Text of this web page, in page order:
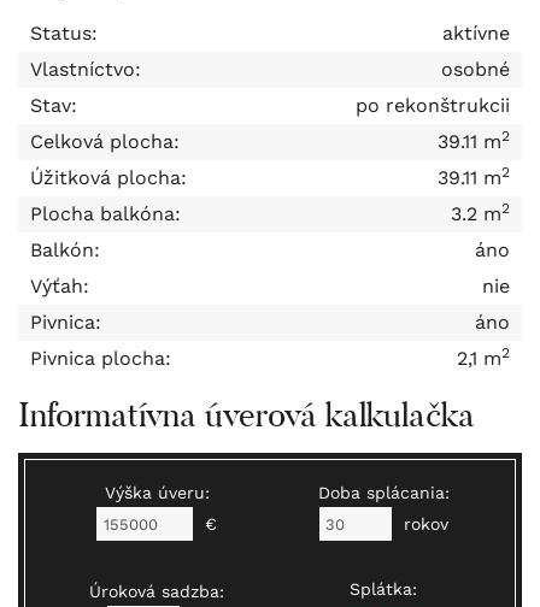
Status:
aktívne
Vlastníctvo:
osobné
Stav:
po rekonštrukcii
Celková plocha:
39.11 m2
Úžitková plocha: 39.11 m2
Plocha balkóna: 3.2 m2
Balkón:
áno
Výťah:
nie
Pivnica:
áno
Pivnica plocha:
2,1 m2
Informatívna úverová kalkulačka
Výška úveru:
€
Doba splácania:
rokov
Úroková sadzba:
Splátka: